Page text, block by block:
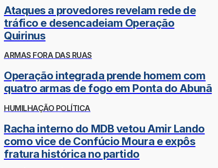
Ataques a provedores revelam rede de
tráfico e desencadeiam Operação
Quirinus
ARMAS FORA DAS RUAS
Operação integrada prende homem com
quatro armas de fogo em Ponta do Abunã
HUMILHAÇÃO POLÍTICA
Racha interno do MDB vetou Amir Lando
como vice de Confúcio Moura e expôs
fratura histórica no partido